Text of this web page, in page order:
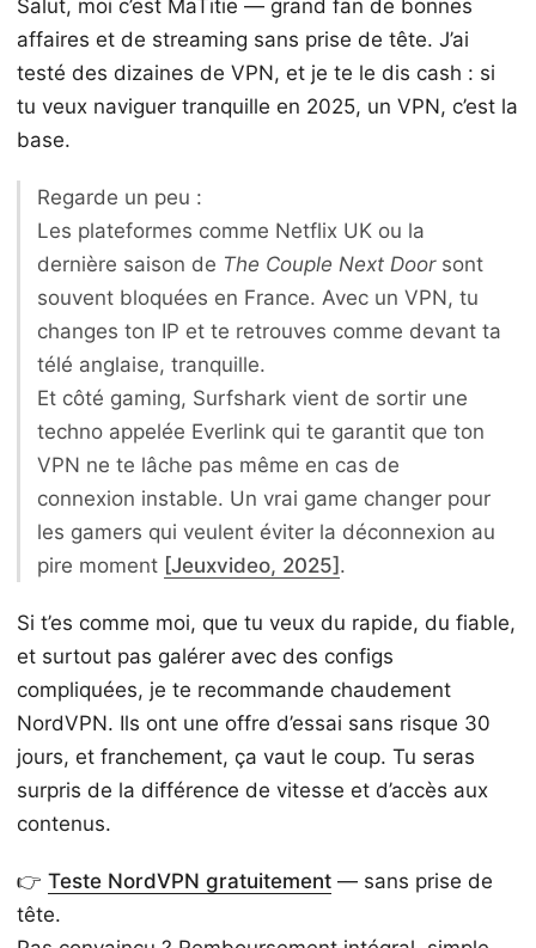
Salut, moi c’est MaTitie — grand fan de bonnes
affaires et de streaming sans prise de tête. J’ai
testé des dizaines de VPN, et je te le dis cash : si
tu veux naviguer tranquille en 2025, un VPN, c’est la
base.
Regarde un peu :
Les plateformes comme Netflix UK ou la
dernière saison de The Couple Next Doorsont
souvent bloquées en France. Avec un VPN, tu
changes ton IP et te retrouves comme devant ta
télé anglaise, tranquille.
Et côté gaming, Surfshark vient de sortir une
techno appelée Everlink qui te garantit que ton
VPN ne te lâche pas même en cas de
connexion instable. Un vrai game changer pour
les gamers qui veulent éviter la déconnexion au
pire moment [Jeuxvideo, 2025] .
Si t’es comme moi, que tu veux du rapide, du fiable,
et surtout pas galérer avec des configs
compliquées, je te recommande chaudement
NordVPN. Ils ont une offre d’essai sans risque 30
jours, et franchement, ça vaut le coup. Tu seras
surpris de la différence de vitesse et d’accès aux
contenus.
👉 Teste NordVPN gratuitement — sans prise de
tête.